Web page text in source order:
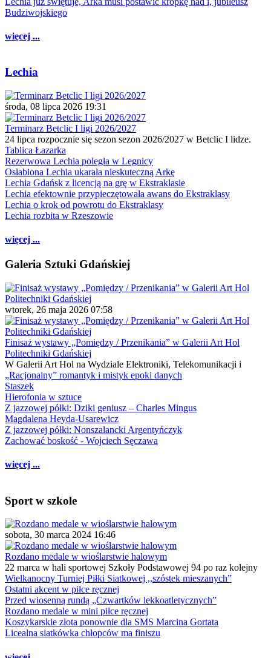
Budziwojskiego
więcej ...
Lechia
środa, 08 lipca 2026 19:31
Terminarz Betclic I ligi 2026/2027
24 lipca rozpocznie się sezon sezon 2026/2027 w Betclic I lidze.
Tablica Łazarka
Rezerwowa Lechia poległa w Legnicy
Osłabiona Lechia ukarała nieskuteczną Arkę
Lechia Gdańsk z licencją na grę w Ekstraklasie
Lechia efektownie przypieczętowała awans do Ekstraklasy
Lechia o krok od powrotu do Ekstraklasy
Lechia rozbita w Rzeszowie
więcej ...
Galeria Sztuki Gdańskiej
wtorek, 26 maja 2026 07:58
Finisaż wystawy „Pomiędzy / Przenikania” w Galerii Art Hol
Politechniki Gdańskiej
W Galerii Art Hol na Wydziale Elektroniki, Telekomunikacji i
„Racjonalny” romantyk i mistyk epoki danych
Staszek
Hierofonia w sztuce
Z jazzowej półki: Dziki geniusz – Charles Mingus
Magdalena Heyda-Usarewicz
Z jazzowej półki: Nonszalancki Argentyńczyk
Zachować boskość - Wojciech Sęczawa
więcej ...
Sport w szkole
sobota, 30 marca 2024 16:46
Rozdano medale w wioślarstwie halowym
22 marca w hali sportowej Szkoły Podstawowej 94 po raz kolejny
Wielkanocny Turniej Piłki Siatkowej ,,szóstek mieszanych”
Ostatni akcent w piłce ręcznej
Przed wiosenną rundą „Czwartków lekkoatletycznych”
Rozdano medale w mini piłce ręcznej
Koszykarskie złota ponownie dla SMS Marcina Gortata
Licealna siatkówka chłopców ma finiszu